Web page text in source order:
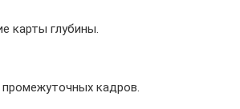
карты глубины.
промежуточных кадров.